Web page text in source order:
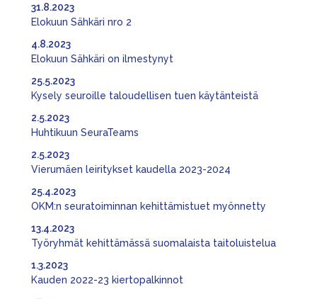
Elokuun Sähkäri nro 2
31.8.2023
Elokuun Sähkäri on ilmestynyt
4.8.2023
Kysely seuroille taloudellisen tuen käytänteistä
25.5.2023
Huhtikuun SeuraTeams
2.5.2023
Vierumäen leiritykset kaudella 2023-2024
2.5.2023
OKM:n seuratoiminnan kehittämistuet myönnetty
25.4.2023
Työryhmät kehittämässä suomalaista taitoluistelua
13.4.2023
Kauden 2022-23 kiertopalkinnot
1.3.2023